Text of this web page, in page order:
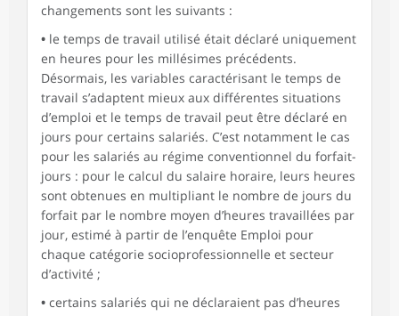
changements sont les suivants :
• le temps de travail utilisé était déclaré uniquement
en heures pour les millésimes précédents.
Désormais, les variables caractérisant le temps de
travail s’adaptent mieux aux différentes situations
d’emploi et le temps de travail peut être déclaré en
jours pour certains salariés. C’est notamment le cas
pour les salariés au régime conventionnel du forfait-
jours : pour le calcul du salaire horaire, leurs heures
sont obtenues en multipliant le nombre de jours du
forfait par le nombre moyen d’heures travaillées par
jour, estimé à partir de l’enquête Emploi pour
chaque catégorie socioprofessionnelle et secteur
d’activité ;
• certains salariés qui ne déclaraient pas d’heures